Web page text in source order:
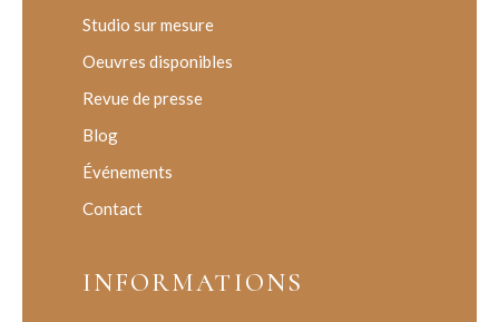
Studio sur mesure
Oeuvres disponibles
Revue de presse
Blog
Événements
Contact
INFORMATIONS